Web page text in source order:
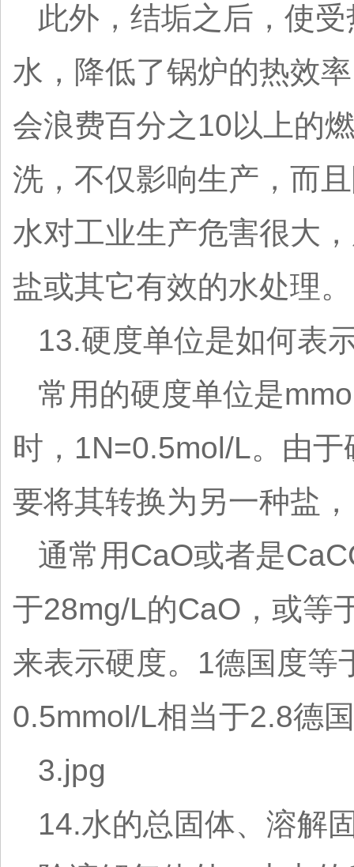
此外，结垢之后，使
水，降低了锅炉的热效
会浪费百分之10以上的
洗，不仅影响生产，而
水对工业生产危害很大
盐或其它有效的水处理。
13.硬度单位是如何表
常用的硬度单位是
时，1N=0.5mol/L。由
要将其转换为另一种盐
通常用CaO或者是
于28mg/L的CaO，或等
来表示硬度。1德国度等
0.5mmol/L相当于2.8德
3.jpg
14.水的总固体、溶解